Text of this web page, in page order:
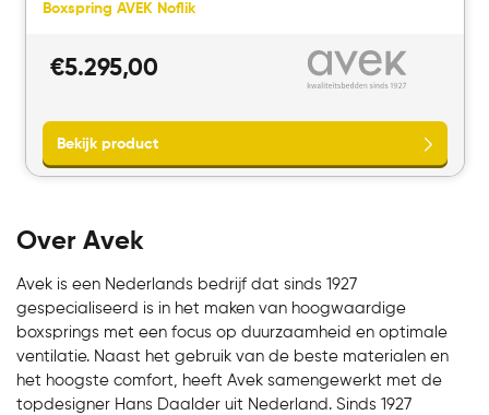
Boxspring AVEK Noflik
€5.295,00
Over Avek
Avek is een Nederlands bedrijf dat sinds 1927
gespecialiseerd is in het maken van hoogwaardige
boxsprings met een focus op duurzaamheid en optimale
ventilatie. Naast het gebruik van de beste materialen en
het hoogste comfort, heeft Avek samengewerkt met de
topdesigner Hans Daalder uit Nederland. Sinds 1927